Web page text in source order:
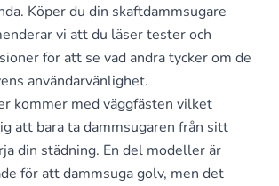
Köper du din skaftdammsugare
vi att du läser tester och
för att se vad andra tycker om de
användarvänlighet.
kommer med väggfästen vilket
att bara ta dammsugaren från sitt
din städning. En del modeller är
för att dammsuga golv, men det